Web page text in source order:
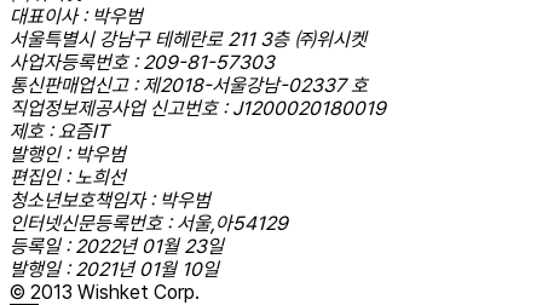
대표이사 : 박우범
서울특별시 강남구 테헤란로 211 3층 ㈜위시켓
사업자등록번호 : 209-81-57303
통신판매업신고 : 제2018-서울강남-02337 호
직업정보제공사업 신고번호 : J1200020180019
제호 : 요즘IT
발행인 : 박우범
편집인 : 노희선
청소년보호책임자 : 박우범
인터넷신문등록번호 : 서울,아54129
등록일 : 2022년 01월 23일
발행일 : 2021년 01월 10일
© 2013 Wishket Corp.